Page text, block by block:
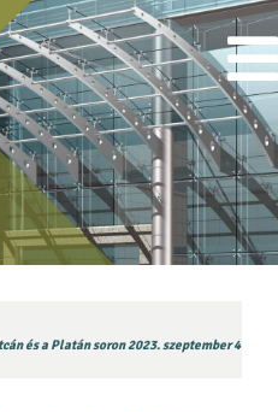
és a Platán soron 2023. szeptember 4